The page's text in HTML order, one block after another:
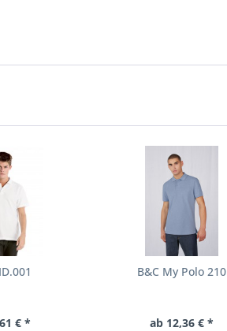
€ *
B&C My Polo 210
ab 12,36 € *